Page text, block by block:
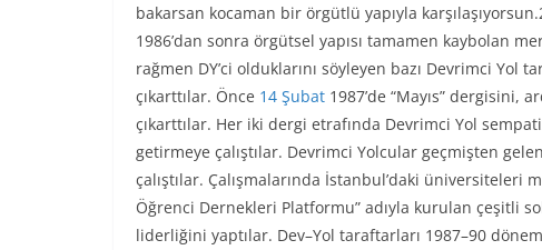
bakarsan kocaman bir örgütlü yapıyla
1986’dan sonra örgütsel yapısı tamamen kaybolan
rağmen DY’ci olduklarını söyleyen bazı Devrimci
çıkarttılar. Önce 14 Şubat 1987’de “Mayıs” dergisini,
çıkarttılar. Her iki dergi etrafında Devrimci Yol
getirmeye çalıştılar. Devrimci Yolcular geçmişten
çalıştılar. Çalışmalarında İstanbul’daki üniversiteleri
Öğrenci Dernekleri Platformu” adıyla kurulan çeşitli
liderliğini yaptılar. Dev–Yol taraftarları 1987–90